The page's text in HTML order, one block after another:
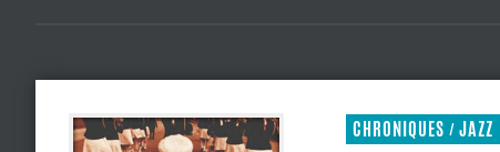
CHRONIQUES / JAZZ